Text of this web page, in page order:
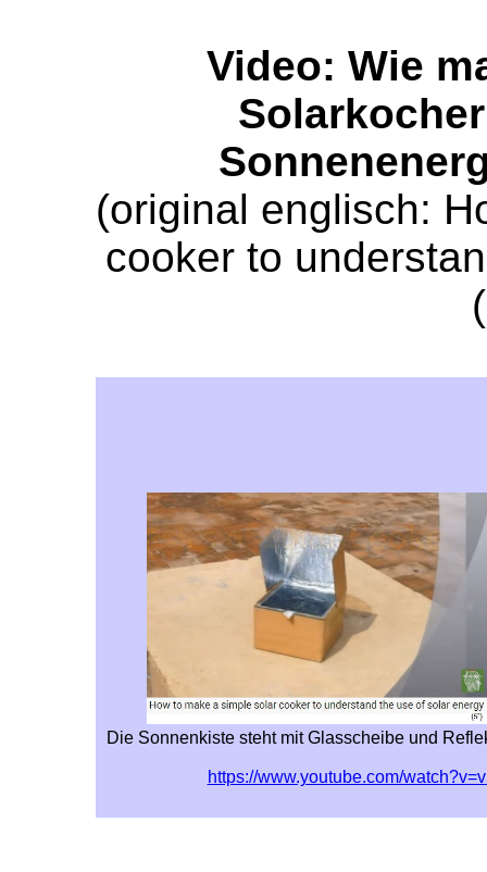
Video: Wie
(original englisch:
cooker to
Die Sonnenkiste steht mit Glasscheibe und
https://www.youtube.com/